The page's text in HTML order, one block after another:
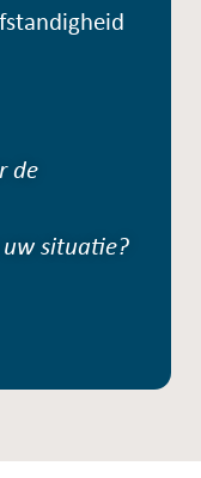
de
situatie?